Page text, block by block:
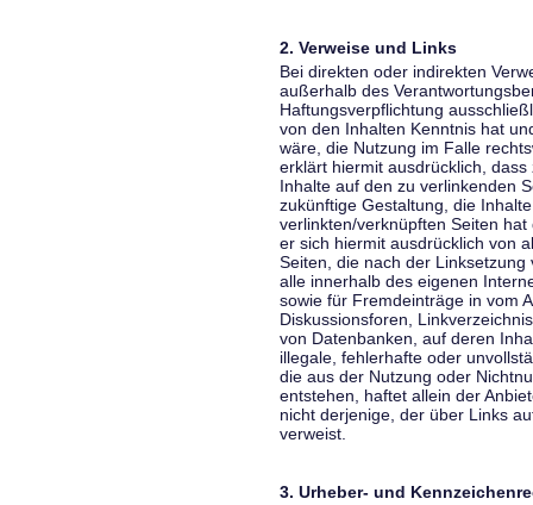
2. Verweise und Links
Bei direkten oder indirekten
außerhalb des
Haftungsverpflichtung
von den Inhalten Kenntnis hat
wäre, die Nutzung im Falle
erklärt hiermit ausdrücklich,
Inhalte auf den zu verlinkenden
zukünftige Gestaltung, die
verlinkten/verknüpften Seiten
er sich hiermit ausdrücklich von
Seiten, die nach der
alle innerhalb des eigenen
sowie für Fremdeinträge in vom
Diskussionsforen,
von Datenbanken, auf deren
illegale, fehlerhafte oder
die aus der Nutzung oder
entstehen, haftet allein der
nicht derjenige, der über Links
verweist.
3. Urheber- und